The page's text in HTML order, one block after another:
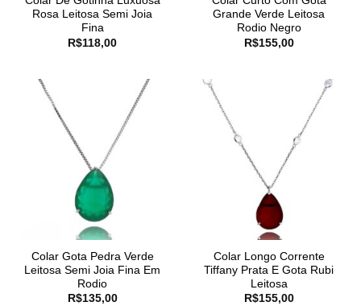
Rosa Leitosa Semi Joia
Fina
R$118,00
Grande Verde Leitosa
Rodio Negro
R$155,00
Colar Gota Pedra Verde
Leitosa Semi Joia Fina Em
Rodio
R$135,00
Colar Longo Corrente
Tiffany Prata E Gota Rubi
Leitosa
R$155,00